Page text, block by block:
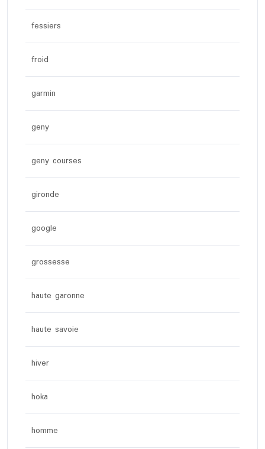
fessiers
froid
garmin
geny
geny courses
gironde
google
grossesse
haute garonne
haute savoie
hiver
hoka
homme